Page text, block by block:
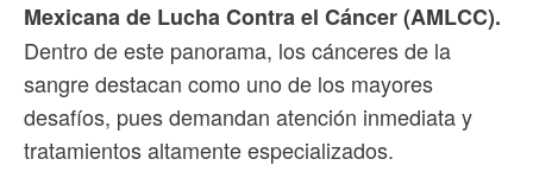
Mexicana de Lucha Contra el Cáncer (AMLCC).
Dentro de este panorama, los cánceres de la
sangre destacan como uno de los mayores
desafíos, pues demandan atención inmediata y
tratamientos altamente especializados.